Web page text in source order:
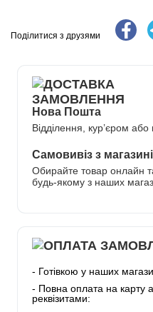
Поділитися з друзями
Нова Пошта
Відділення, кур’єром
Самовивіз з
Обирайте товар онлайн
будь-якому з наших
- Готівкою у наших
- Повна оплата на карту
реквізитами: